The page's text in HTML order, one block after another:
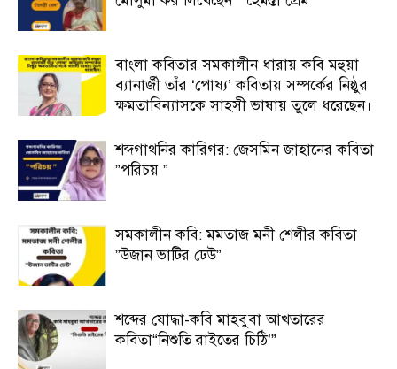
বাংলা কবিতার সমকালীন ধারায় কবি মহুয়া
ব্যানার্জী তাঁর ‘পোষ্য’ কবিতায় সম্পর্কের নিষ্ঠুর
ক্ষমতাবিন্যাসকে সাহসী ভাষায় তুলে ধরেছেন।
শব্দগাথনির কারিগর: জেসমিন জাহানের কবিতা
”পরিচয় ”
সমকালীন কবি: মমতাজ মনী শেলীর কবিতা
”উজান ভাটির ঢেউ”
শব্দের যোদ্ধা-কবি মাহবুবা আখতারের
কবিতা“নিশুতি রাইতের চিঠি’”